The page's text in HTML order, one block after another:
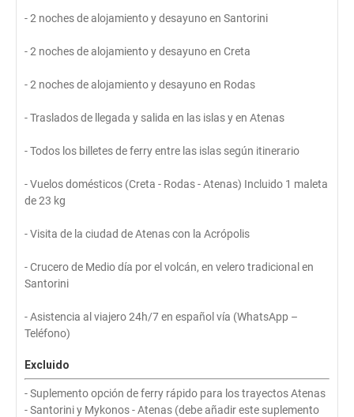
- 2 noches de alojamiento y desayuno en Santorini
- 2 noches de alojamiento y desayuno en Creta
- 2 noches de alojamiento y desayuno en Rodas
- Traslados de llegada y salida en las islas y en Atenas
- Todos los billetes de ferry entre las islas según itinerario
- Vuelos domésticos (Creta - Rodas - Atenas) Incluido 1 maleta
de 23 kg
- Visita de la ciudad de Atenas con la Acrópolis
- Crucero de Medio día por el volcán, en velero tradicional en
Santorini
- Asistencia al viajero 24h/7 en español vía (WhatsApp –
Teléfono)
Excluido
- Suplemento opción de ferry rápido para los trayectos Atenas
- Santorini y Mykonos - Atenas (debe añadir este suplemento